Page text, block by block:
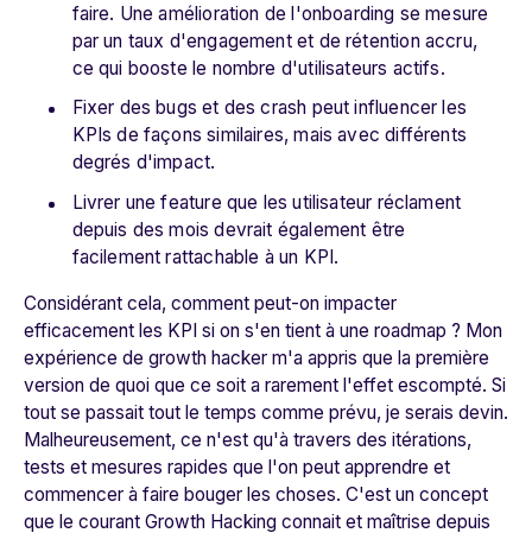
faire. Une amélioration de l'onboarding se mesure
par un taux d'engagement et de rétention accru,
ce qui booste le nombre d'utilisateurs actifs.
Fixer des bugs et des crash peut influencer les
KPIs de façons similaires, mais avec différents
degrés d'impact.
Livrer une feature que les utilisateur réclament
depuis des mois devrait également être
facilement rattachable à un KPI.
Considérant cela, comment peut-on impacter
efficacement les KPI si on s'en tient à une roadmap ? Mon
expérience de growth hacker m'a appris que la première
version de quoi que ce soit a rarement l'effet escompté. Si
tout se passait tout le temps comme prévu, je serais devin.
Malheureusement, ce n'est qu'à travers des itérations,
tests et mesures rapides que l'on peut apprendre et
commencer à faire bouger les choses. C'est un concept
que le courant Growth Hacking connait et maîtrise depuis